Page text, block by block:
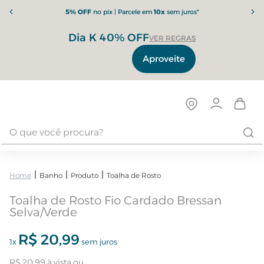
5% OFFno pix | Parcele em10xsem juros*
Dia K 40% OFFVER REGRAS
Aproveite
Banho Produto Toalha de Rosto
Toalha de Rosto Fio Cardado Bressan
Selva/Verde
1x R$ 20,99 sem juros